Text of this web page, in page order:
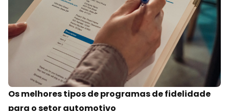
Os melhores tipos de programas de fidelidade
para o setor automotivo